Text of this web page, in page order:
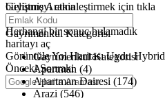
büyütmeyi etkinleştirmek için tıkla
Haritalar yükleniyor
Herhangi bir sonuç bulamadık
haritayı aç
GörüntüleYol Haritası Uydu Hybrid
Önceki Sonraki
Gelişmiş Arama
Gayrimenkul Kategorisi
Gayrimenkul Kategorisi
Apartman (4)
Apartman Dairesi (174)
Arazi (546)